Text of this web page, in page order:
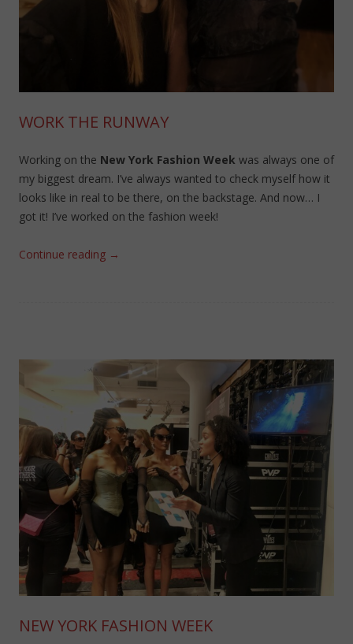
WORK THE RUNWAY
Working on the New York Fashion Week was always one of
my biggest dream. I’ve always wanted to check myself how it
looks like in real to be there, on the backstage. And now… I
got it! I’ve worked on the fashion week!
Continue reading →
NEW YORK FASHION WEEK